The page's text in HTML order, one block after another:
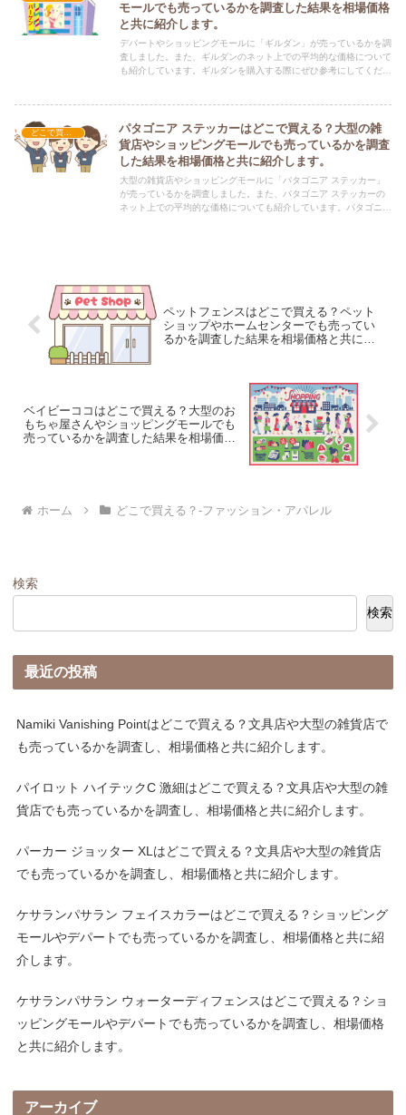
モールでも売っているかを調査した結果を相場価格
と共に紹介します。
デパートやショッピングモールに「ギルダン」が売っているかを調
査しました。また、ギルダンのネット上での平均的な価格について
も紹介しています。ギルダンを購入する際にぜひ参考にしてくださ
どこで買える？-ファッション・アパレル
パタゴニア ステッカーはどこで買える？大型の雑
貨店やショッピングモールでも売っているかを調査
した結果を相場価格と共に紹介します。
大型の雑貨店やショッピングモールに「パタゴニア ステッカー」
が売っているかを調査しました。また、パタゴニア ステッカーの
ネット上での平均的な価格についても紹介しています。パタゴニア
ペットフェンスはどこで買える？ペット
ショップやホームセンターでも売ってい
るかを調査した結果を相場価格と共に紹
ベイビーココはどこで買える？大型のお
もちゃ屋さんやショッピングモールでも
売っているかを調査した結果を相場価格
ホーム どこで買える？-ファッション・アパレル
検索
検索
最近の投稿
Namiki Vanishing Pointはどこで買える？文具店や大型の雑貨店で
も売っているかを調査し、相場価格と共に紹介します。
パイロット ハイテックC 激細はどこで買える？文具店や大型の雑
貨店でも売っているかを調査し、相場価格と共に紹介します。
パーカー ジョッター XLはどこで買える？文具店や大型の雑貨店
でも売っているかを調査し、相場価格と共に紹介します。
ケサランパサラン フェイスカラーはどこで買える？ショッピング
モールやデパートでも売っているかを調査し、相場価格と共に紹
介します。
ケサランパサラン ウォーターディフェンスはどこで買える？ショ
ッピングモールやデパートでも売っているかを調査し、相場価格
と共に紹介します。
アーカイブ